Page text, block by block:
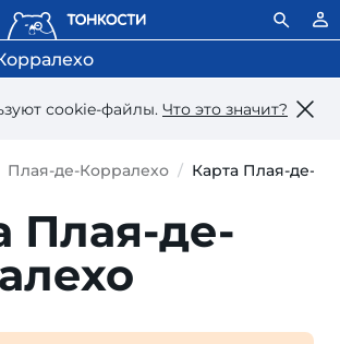
сookie-файлы. Что это значит?
Плая-де-Корралехо Карта Плая-де-
Плая-де-